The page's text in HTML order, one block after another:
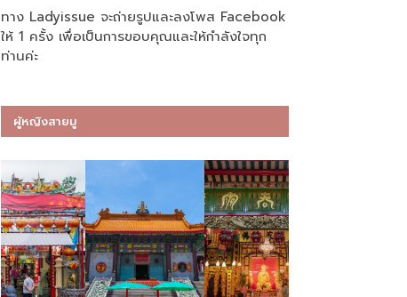
ทาง Ladyissue จะถ่ายรูปและลงโพส Facebook
ให้ 1 ครั้ง เพื่อเป็นการขอบคุณและให้กำลังใจทุก
ท่านค่ะ
ผู้หญิงสายมู